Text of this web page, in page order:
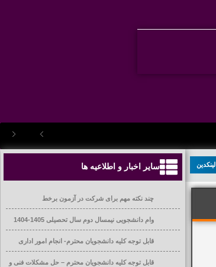
لینکدین سایر اخبار و اطلاعیه ها
چند نکته مهم برای شرکت در آزمون برخط
وام دانشجویی نیمسال دوم سال تحصیلی 1405-1404
قابل توجه کلیه دانشجویان محترم- انجام امور اداری
قابل توجه کلیه دانشجویان محترم – حل مشکلات فنی و